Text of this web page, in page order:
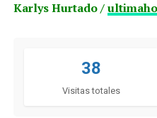
Karlys Hurtado /
38
Visitas totales